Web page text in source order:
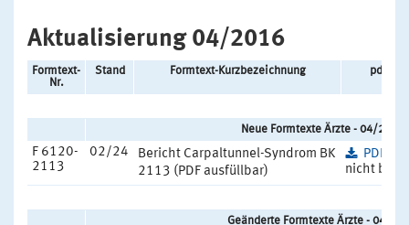
Aktualisierung 04/2016
Formtext-
Nr.
Stand Formtext-Kurzbezeichnung pdf/
Neue Formtexte Ärzte - 04/2016
F 6120-
2113
02/24
Bericht Carpaltunnel-Syndrom BK
2113 (PDF ausfüllbar)
PDF
nicht
Geänderte Formtexte Ärzte - 04/